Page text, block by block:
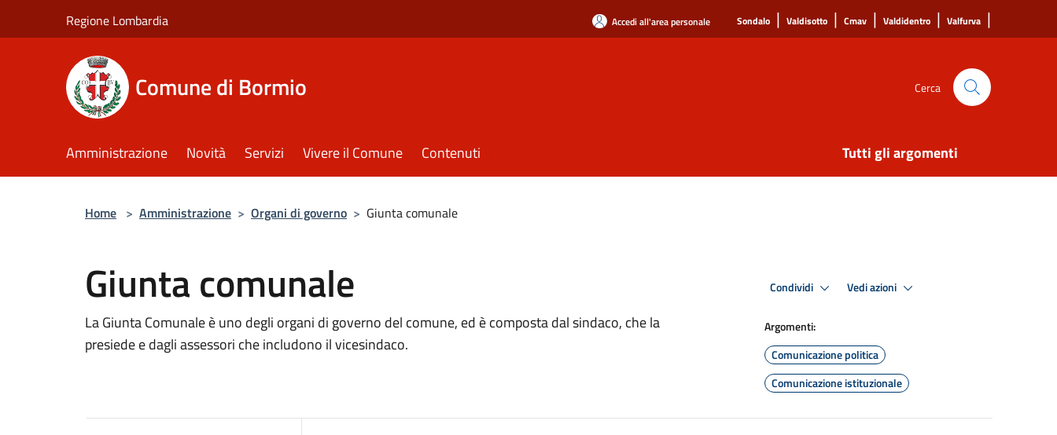
Regione Lombardia Accedi all'area personale Sondalo | Valdisotto | Cmav | Valdidentro | Valfurva |
Comune di Bormio Cerca
Amministrazione Novità Servizi Vivere il Comune Contenuti Tutti gli argomenti
Home > Amministrazione > Organi di governo > Giunta comunale
Giunta comunale
La Giunta Comunale è uno degli organi di governo del comune, ed è composta dal sindaco, che la
presiede e dagli assessori che includono il vicesindaco.
Condividi Vedi azioni
Argomenti:
Comunicazione politica
Comunicazione istituzionale